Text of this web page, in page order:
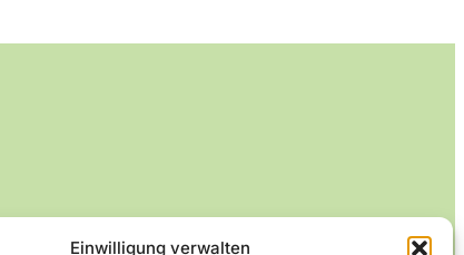
Einwilligung verwalten